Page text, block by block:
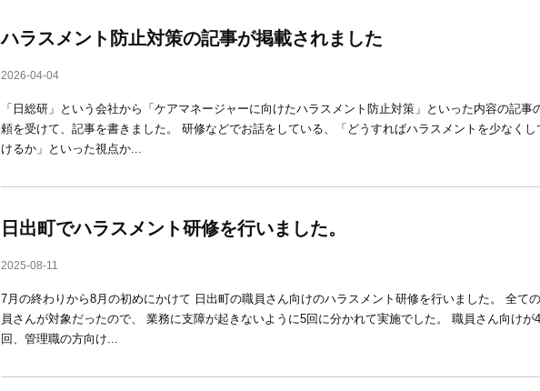
ハラスメント防止対策の記事が掲載されました
2026-04-04
「日総研」という会社から「ケアマネージャーに向けたハラスメント防止対策」といった内容の記事
頼を受けて、記事を書きました。 研修などでお話をしている、「どうすればハラスメントを少なくし
けるか」といった視点か...
日出町でハラスメント研修を行いました。
2025-08-11
7月の終わりから8月の初めにかけて 日出町の職員さん向けのハラスメント研修を行いました。 全て
員さんが対象だったので、 業務に支障が起きないように5回に分かれて実施でした。 職員さん向けが4
回、管理職の方向け...